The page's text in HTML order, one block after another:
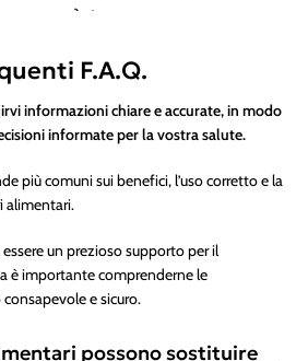
F.A.Q.
informazioni chiare e accurate, in modo
informate per la vostra salute.
più comuni sui benefici, l’uso corretto e la
alimentari.
un prezioso supporto per il
è importante comprenderne le
e sicuro.
possono sostituire